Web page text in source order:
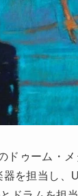
ゥーム・メ
を担当し、